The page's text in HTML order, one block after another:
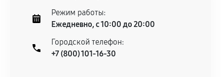
техническим параметрам и не имеют внешних
дефектов.
Установка была выполнена нашим сервисным
центром.
Режим работы:
Ежедневно, с 10:00 до 20:00
Городской телефон:
+7 (800) 101-16-30